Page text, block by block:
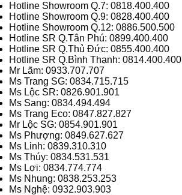
Hotline Showroom Q.7: 0818.400.400
Hotline Showroom Q.9: 0828.400.400
Hotline Showroom Q.12: 0886.500.500
Hotline SR Q.Tân Phú: 0899.400.400
Hotline SR Q.Thủ Đức: 0855.400.400
Hotline SR Q.Bình Thạnh: 0814.400.400
Mr Lãm: 0933.707.707
Ms Trang SG: 0834.715.715
Ms Lộc SR: 0826.901.901
Ms Sang: 0834.494.494
Ms Trang Eco: 0847.827.827
Mr Lộc SG: 0854.901.901
Ms Phượng: 0849.627.627
Ms Linh: 0839.310.310
Ms Thúy: 0834.531.531
Ms Lợi: 0834.774.774
Ms Nhung: 0838.253.253
Ms Nghệ: 0932.903.903